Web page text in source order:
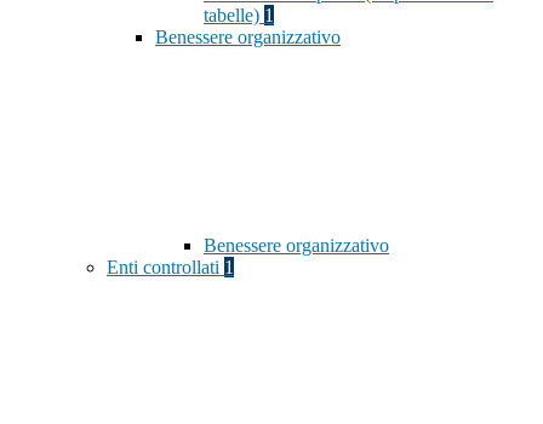
tabelle) 1
Benessere organizzativo
Benessere organizzativo
Enti controllati 1